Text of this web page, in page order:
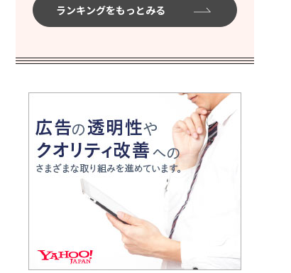
ランキングをもっとみる